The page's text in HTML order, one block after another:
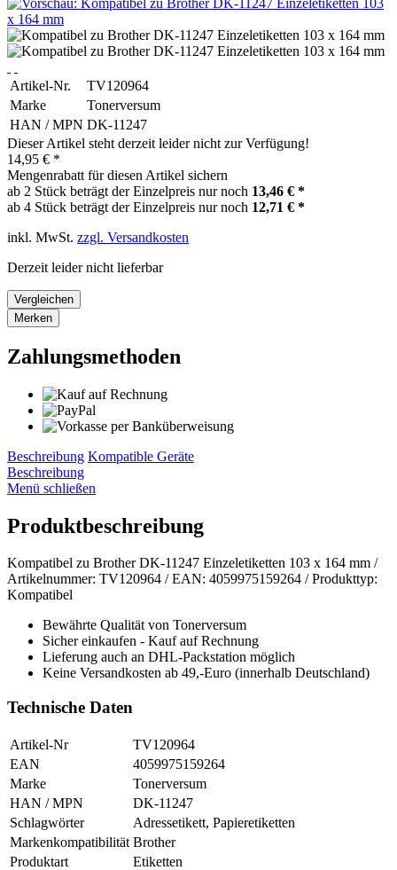
Artikel-Nr.
TV120964
Marke
Tonerversum
HAN / MPN DK-11247
Dieser Artikel steht derzeit leider nicht zur Verfügung!
14,95 € *
Mengenrabatt für diesen Artikel sichern
ab 2 Stück beträgt der Einzelpreis nur noch 13,46 € *
ab 4 Stück beträgt der Einzelpreis nur noch 12,71 € *
inkl. MwSt. zzgl. Versandkosten
Derzeit leider nicht lieferbar
Vergleichen
Merken
Zahlungsmethoden
Beschreibung Kompatible Geräte
Beschreibung
Menü schließen
Produktbeschreibung
Kompatibel zu Brother DK-11247 Einzeletiketten 103 x 164 mm /
Artikelnummer: TV120964 / EAN: 4059975159264 / Produkttyp:
Kompatibel
Bewährte Qualität von Tonerversum
Sicher einkaufen - Kauf auf Rechnung
Lieferung auch an DHL-Packstation möglich
Keine Versandkosten ab 49,-Euro (innerhalb Deutschland)
Technische Daten
Artikel-Nr
TV120964
EAN
4059975159264
Marke
Tonerversum
HAN / MPN
DK-11247
Schlagwörter
Adressetikett, Papieretiketten
Markenkompatibilität Brother
Produktart
Etiketten